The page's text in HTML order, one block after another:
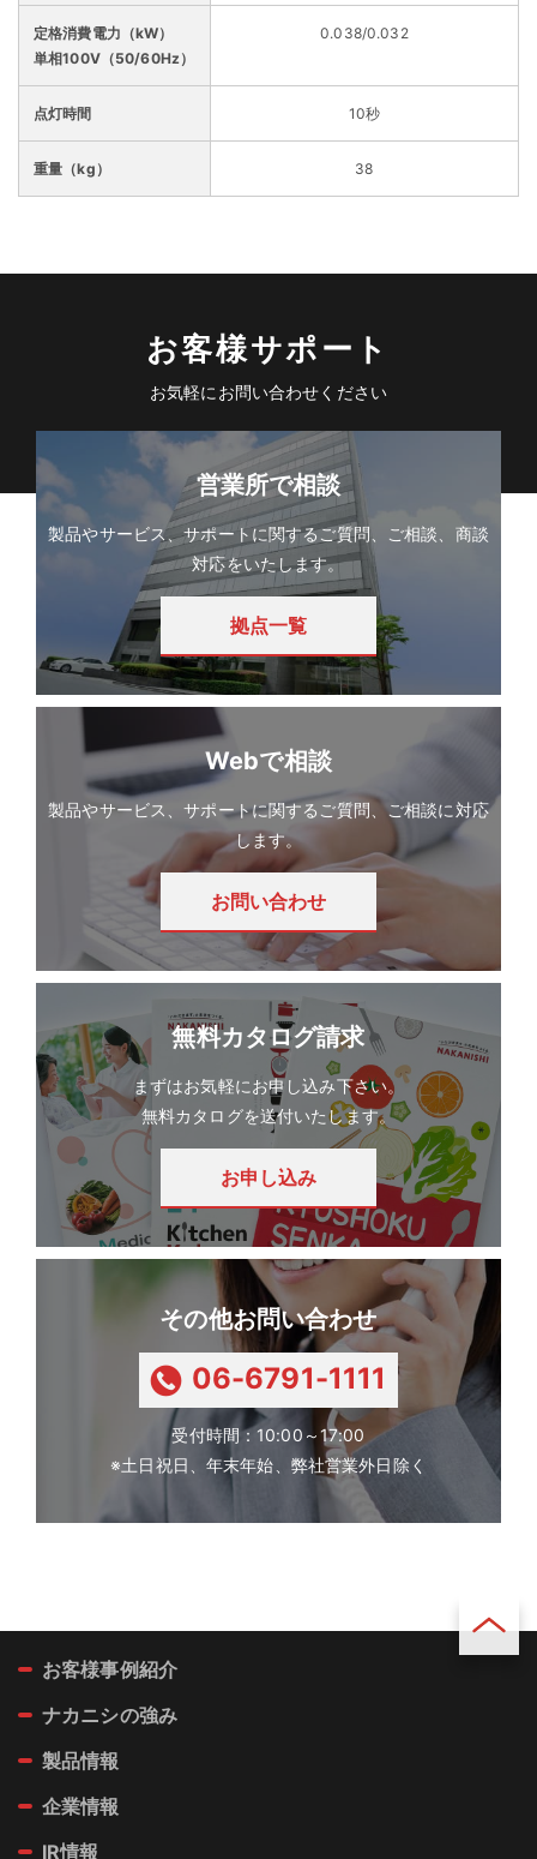
定格消費電力（kW）
単相100V（50/60Hz）
0.038/0.032
点灯時間 10秒
重量（kg） 38
お客様サポート
お気軽にお問い合わせください
営業所で相談
製品やサービス、サポートに関するご質問、ご相談、商談
対応をいたします。
拠点一覧
Webで相談
製品やサービス、サポートに関するご質問、ご相談に対応
します。
お問い合わせ
無料カタログ請求
まずはお気軽にお申し込み下さい。
無料カタログを送付いたします。
お申し込み
その他お問い合わせ
tel:
06-6791-1111
受付時間：10:00～17:00
※土日祝日、年末年始、弊社営業外日除く
お客様事例紹介
ナカニシの強み
製品情報
企業情報
IR情報